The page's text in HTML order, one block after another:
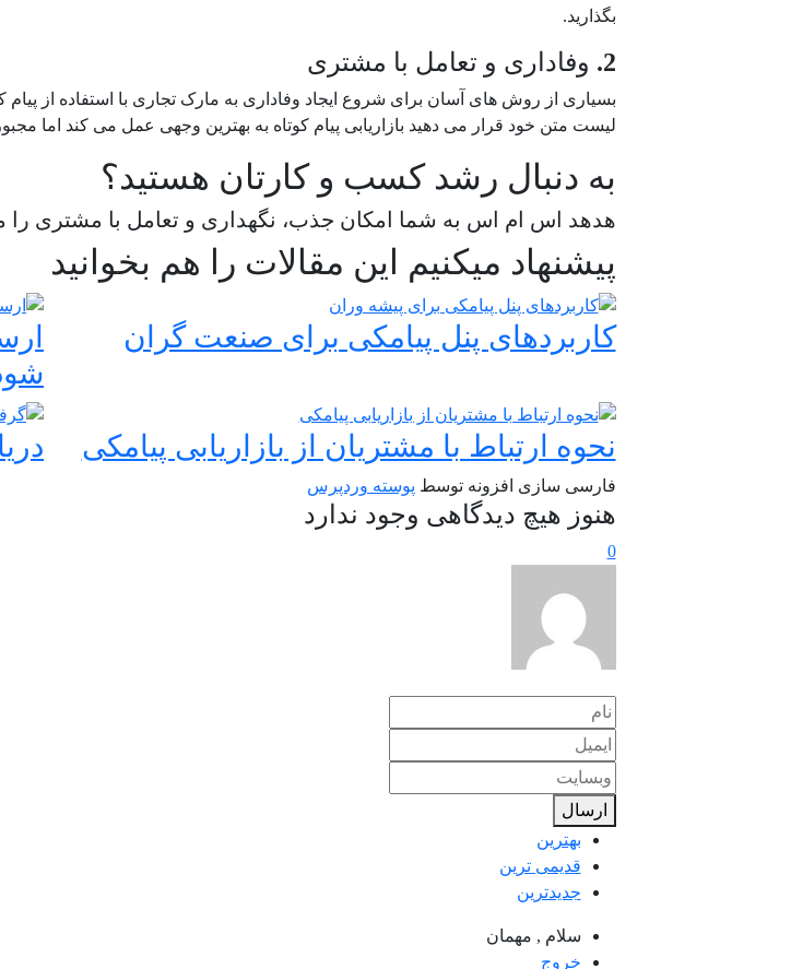
بگذارید.
2. وفاداری و تعامل با مشتری
بسیاری از روش های آسان برای شروع ایجاد وفاداری به مارک تجاری با استفاده از
لیست متن خود قرار می دهید بازاریابی پیام کوتاه به بهترین وجهی عمل می کند اما
به دنبال رشد کسب و کارتان هستید؟
هدهد اس ام اس به شما امکان جذب، نگهداری و تعامل با مشتری را
پیشنهاد میکنیم این مقالات را هم بخوانید
کاربردهای پنل پیامکی برای صنعت گران
نحوه ارتباط با مشتریان از بازاریابی پیامکی
فارسی سازی افزونه توسط پوسته وردپرس
هنوز هیچ دیدگاهی وجود ندارد
0
ارسال
بهترین
قدیمی ترین
جدیدترین
سلام , مهمان
خروج